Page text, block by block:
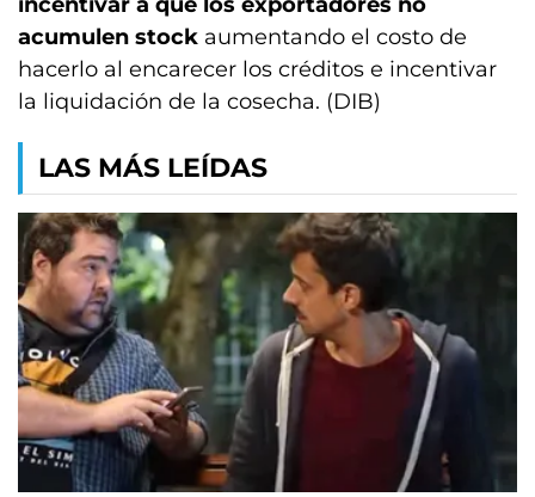
acumulen stock aumentando el costo de
hacerlo al encarecer los créditos e incentivar
la liquidación de la cosecha. (DIB)
LAS MÁS LEÍDAS